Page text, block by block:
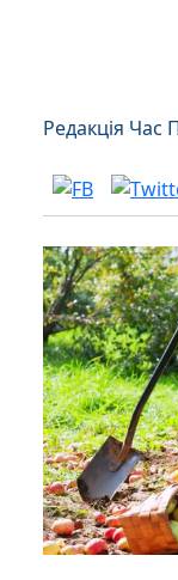
Редакція Час